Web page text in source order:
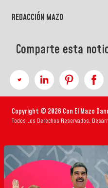
REDACCIÓN MAZO
Comparte esta
Copyright © 2026 Con El Mazo
Todos Los Derechos Reservados.